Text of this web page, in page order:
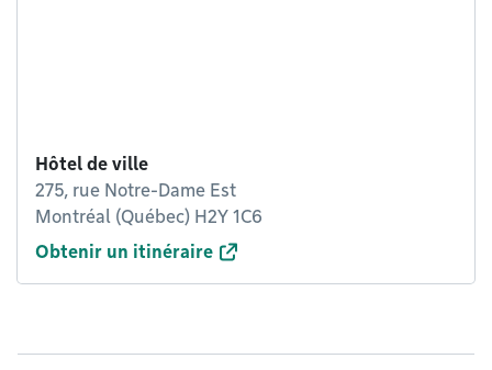
Hôtel de ville
275, rue Notre-Dame Est
Montréal (Québec) H2Y 1C6
Obtenir un itinéraire